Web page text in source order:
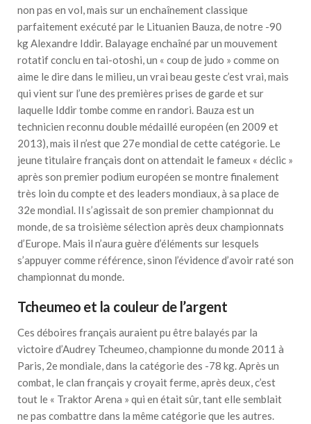
non pas en vol, mais sur un enchaînement classique
parfaitement exécuté par le Lituanien Bauza, de notre -90
kg Alexandre Iddir. Balayage enchaîné par un mouvement
rotatif conclu en tai-otoshi, un « coup de judo » comme on
aime le dire dans le milieu, un vrai beau geste c’est vrai, mais
qui vient sur l’une des premières prises de garde et sur
laquelle Iddir tombe comme en randori. Bauza est un
technicien reconnu double médaillé européen (en 2009 et
2013), mais il n’est que 27e mondial de cette catégorie. Le
jeune titulaire français dont on attendait le fameux « déclic »
après son premier podium européen se montre finalement
très loin du compte et des leaders mondiaux, à sa place de
32e mondial. Il s’agissait de son premier championnat du
monde, de sa troisième sélection après deux championnats
d’Europe. Mais il n’aura guère d’éléments sur lesquels
s’appuyer comme référence, sinon l’évidence d’avoir raté son
championnat du monde.
Tcheumeo et la couleur de l’argent
Ces déboires français auraient pu être balayés par la
victoire d’Audrey Tcheumeo, championne du monde 2011 à
Paris, 2e mondiale, dans la catégorie des -78 kg. Après un
combat, le clan français y croyait ferme, après deux, c’est
tout le « Traktor Arena » qui en était sûr, tant elle semblait
ne pas combattre dans la même catégorie que les autres.